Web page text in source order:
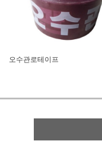
오수관로테이프